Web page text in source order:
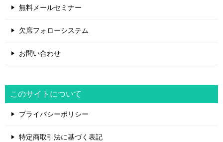
無料メールセミナー
欠席フォローシステム
お問い合わせ
このサイトについて
プライバシーポリシー
特定商取引法に基づく表記